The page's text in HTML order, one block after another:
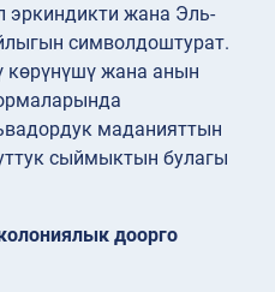
эркиндикти жана Эль-
символдоштурат.
көрүнүшү жана анын
маданияттын
сыймыктын булагы
доорго